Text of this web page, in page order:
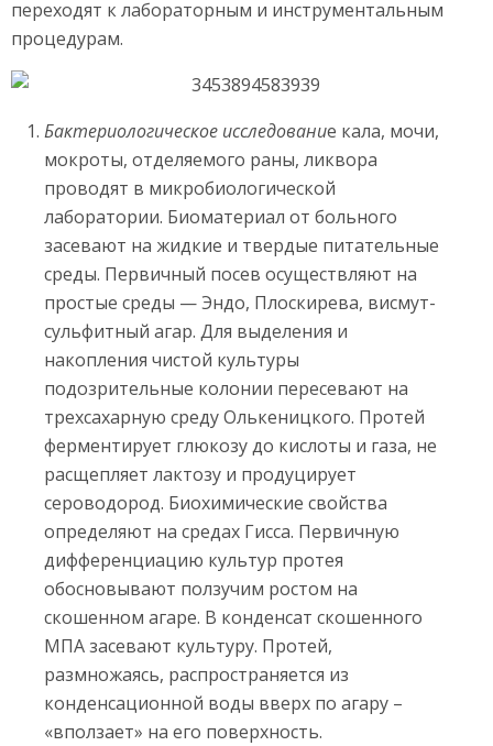
переходят к лабораторным и инструментальным
процедурам.
Бактериологическое исследование кала, мочи,
мокроты, отделяемого раны, ликвора
проводят в микробиологической
лаборатории. Биоматериал от больного
засевают на жидкие и твердые питательные
среды. Первичный посев осуществляют на
простые среды — Эндо, Плоскирева, висмут-
сульфитный агар. Для выделения и
накопления чистой культуры
подозрительные колонии пересевают на
трехсахарную среду Олькеницкого. Протей
ферментирует глюкозу до кислоты и газа, не
расщепляет лактозу и продуцирует
сероводород. Биохимические свойства
определяют на средах Гисса. Первичную
дифференциацию культур протея
обосновывают ползучим ростом на
скошенном агаре. В конденсат скошенного
МПА засевают культуру. Протей,
размножаясь, распространяется из
конденсационной воды вверх по агару –
«вползает» на его поверхность.